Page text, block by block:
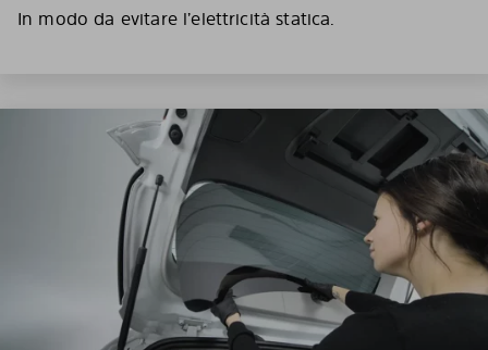
In modo da evitare l’elettricità statica.